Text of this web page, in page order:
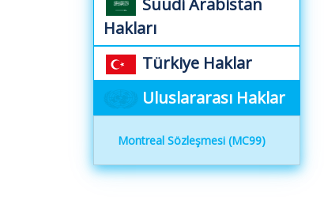
Suudi Arabistan
Hakları
Türkiye Haklar
Uluslararası Haklar
Montreal Sözleşmesi (MC99)